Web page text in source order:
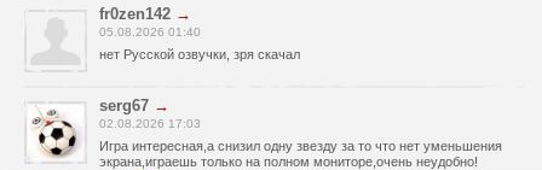
fr0zen142 →
05.08.2026 01:40
нет Русской озвучки, зря скачал
serg67 →
02.08.2026 17:03
Игра интересная,а снизил одну звезду за то что нет уменьшения
экрана,играешь только на полном мониторе,очень неудобно!